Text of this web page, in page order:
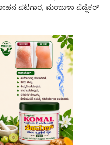
ಪಟಗಾರ, ಮಂಜುಳಾ ಪೆಡ್ನೆಕರ್